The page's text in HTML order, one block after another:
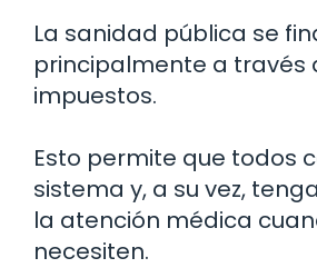
La sanidad pública se
principalmente a través
impuestos.
Esto permite que todos
sistema y, a su vez,
la atención médica
necesiten.